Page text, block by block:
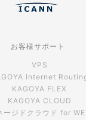
お客様サポート
VPS
Internet
KAGOYA FLEX
KAGOYA CLOUD
ージドクラウド for